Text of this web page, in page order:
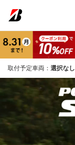
取付予定車両： 選択なし